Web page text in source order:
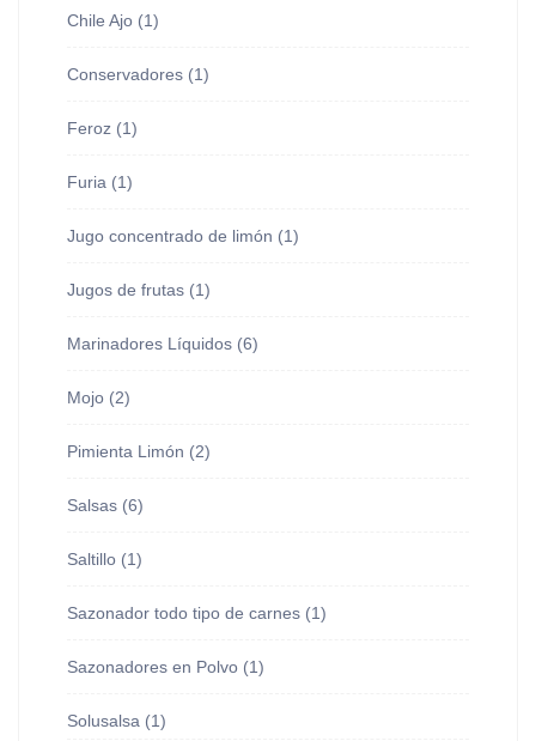
Chile Ajo (1)
Conservadores (1)
Feroz (1)
Furia (1)
Jugo concentrado de limón (1)
Jugos de frutas (1)
Marinadores Líquidos (6)
Mojo (2)
Pimienta Limón (2)
Salsas (6)
Saltillo (1)
Sazonador todo tipo de carnes (1)
Sazonadores en Polvo (1)
Solusalsa (1)